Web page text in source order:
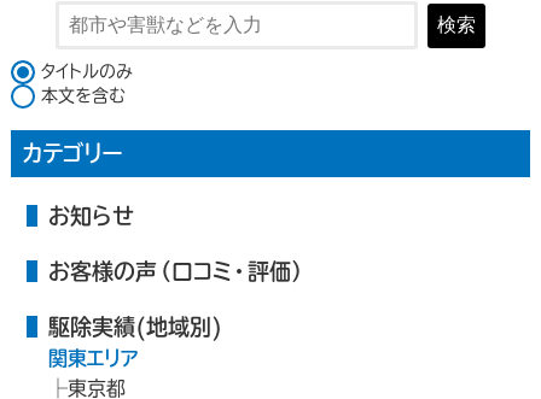
検索
検索対象
タイトルのみ
本文を含む
カテゴリー
お知らせ
お客様の声（口コミ・評価）
駆除実績(地域別)
関東エリア
東京都